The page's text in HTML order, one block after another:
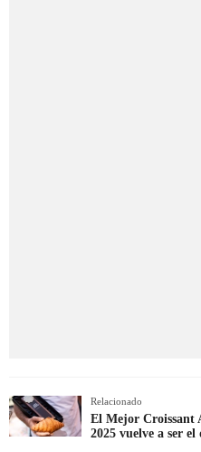
Relacionado
El Mejor Croissant
2025 vuelve a ser